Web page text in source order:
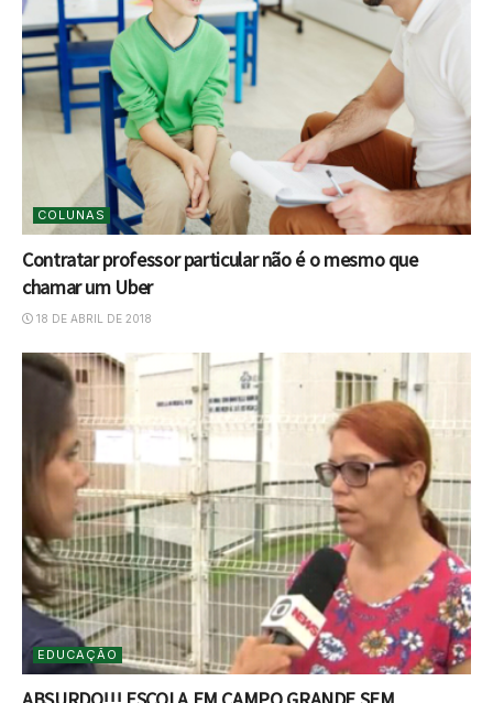
COLUNAS
Contratar professor particular não é o mesmo que
chamar um Uber
18 DE ABRIL DE 2018
EDUCAÇÃO